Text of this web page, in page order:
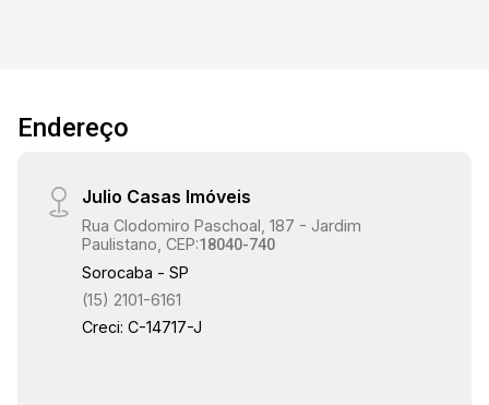
Endereço
Julio Casas Imóveis
Rua Clodomiro Paschoal, 187 - Jardim
Paulistano, CEP:18040-740
Sorocaba - SP
(15) 2101-6161
Creci: C-14717-J